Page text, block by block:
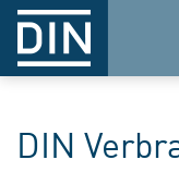
DIN